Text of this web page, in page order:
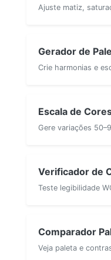
Ajuste matiz,
Gerador de
Crie harmonias e
Escala de
Gere variações
Verificador de
Teste legibilidade
Comparador
Veja paleta e